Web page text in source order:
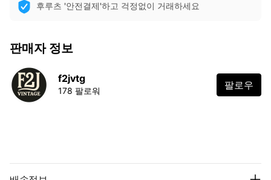
후루츠 '안전결제'하고 걱정없이 거래하세요
판매자 정보
f2jvtg
178 팔로워 팔로우